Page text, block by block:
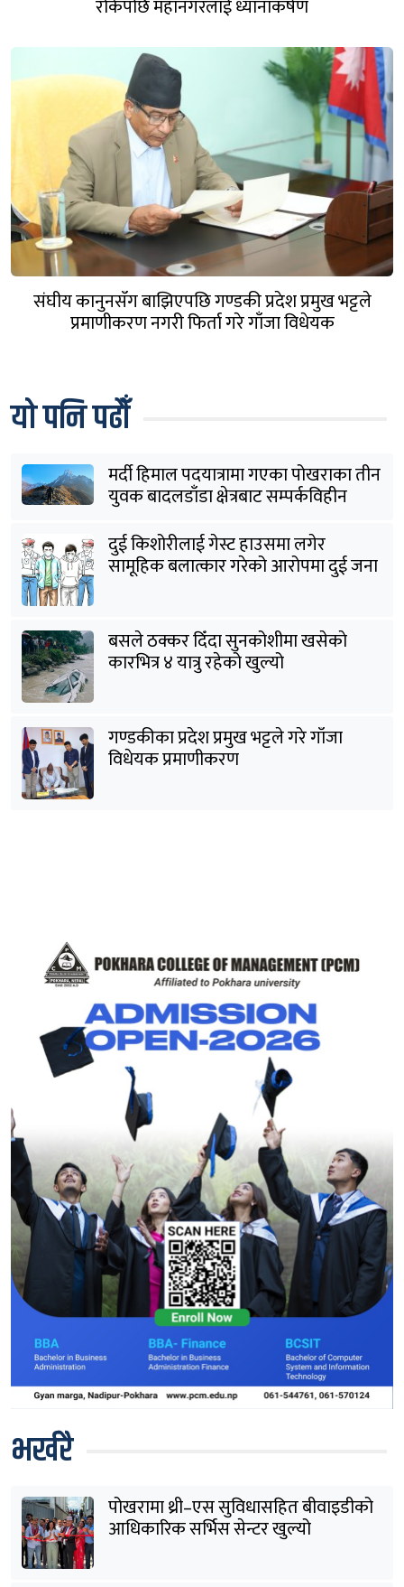
रोकेपछि महानगरलाई ध्यानाकर्षण
संघीय कानुनसँग बाझिएपछि गण्डकी प्रदेश प्रमुख भट्टले
प्रमाणीकरण नगरी फिर्ता गरे गाँजा विधेयक
यो पनि पढौँ
मर्दी हिमाल पदयात्रामा गएका पोखराका तीन
युवक बादलडाँडा क्षेत्रबाट सम्पर्कविहीन
दुई किशोरीलाई गेस्ट हाउसमा लगेर
सामूहिक बलात्कार गरेको आरोपमा दुई जना
बसले ठक्कर दिँदा सुनकोशीमा खसेकाे
कारभित्र ४ यात्रु रहेको खुल्यो
गण्डकीका प्रदेश प्रमुख भट्टले गरे गाँजा
विधेयक प्रमाणीकरण
भर्खरै
पोखरामा थ्री–एस सुविधासहित बीवाइडीको
आधिकारिक सर्भिस सेन्टर खुल्यो